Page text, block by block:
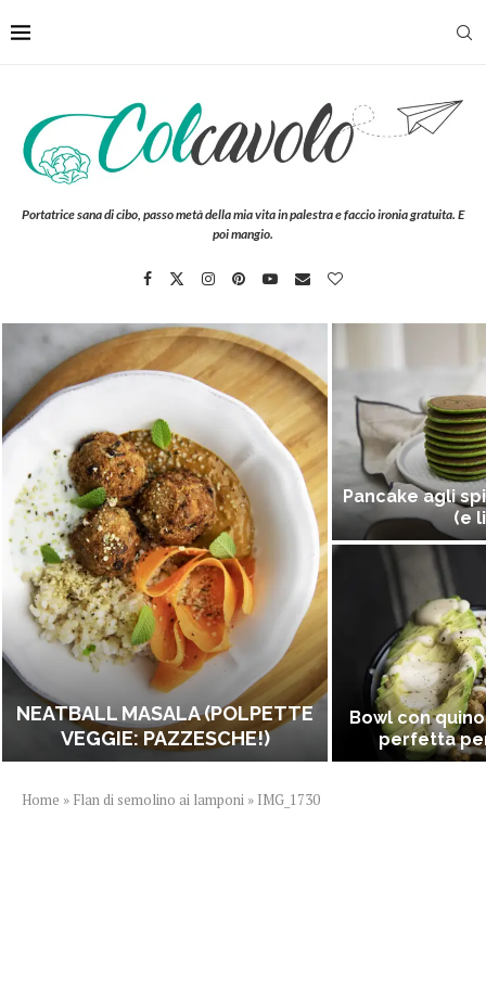
Portatrice sana di cibo, passo metà della mia vita in palestra e faccio ironia gratuita. E
poi mangio.
NEATBALL MASALA (POLPETTE
VEGGIE: PAZZESCHE!)
Pancake agli
(e
Bowl con
perfetta
Home » Flan di semolino ai lamponi » IMG_1730